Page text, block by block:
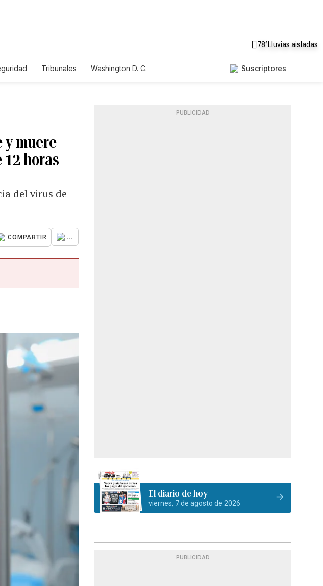
78°Lluvias aisladas
Tribunales
Washington D. C.
Suscriptores
y muere
12 horas
del virus de
COMPARTIR ...
PUBLICIDAD
El diario de hoy
viernes, 7 de agosto de 2026
PUBLICIDAD